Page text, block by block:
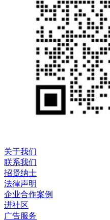
关于我们
联系我们
招贤纳士
法律声明
企业合作案例
进社区
广告服务